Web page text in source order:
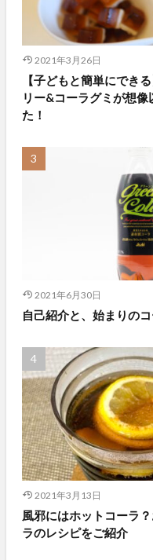
2021年3月26日
【子どもと簡単にでき
リー&コーラグミが想
た！
2021年6月30日
自己紹介と、始まりの
2021年3月13日
風邪にはホットコーラ
ラのレシピをご紹介